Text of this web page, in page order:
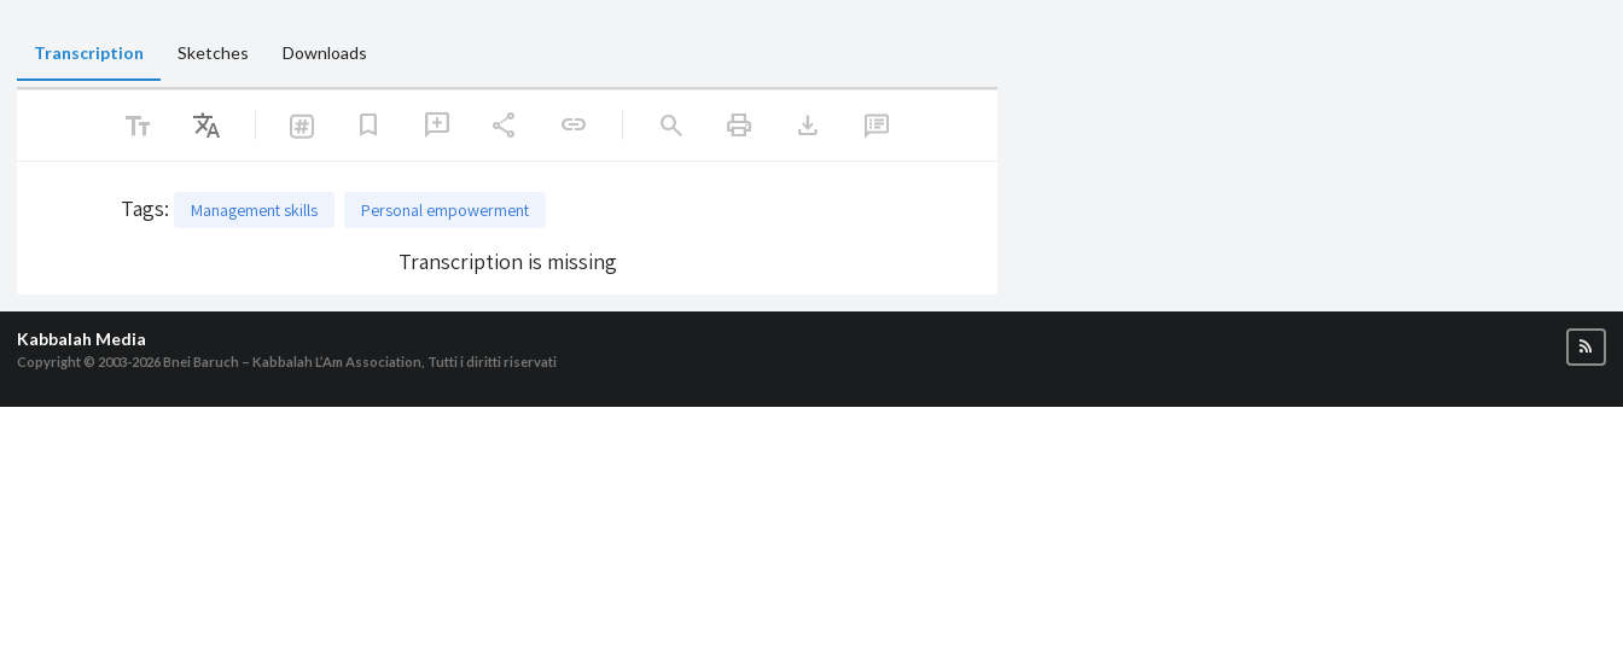
Transcription Sketches Downloads
text_fields Translate bookmark add_comment share link search print download
Tags: Management skills Personal empowerment
Transcription is missing
Kabbalah Media
Copyright © 2003-2026Bnei Baruch – Kabbalah L’Am Association, Tutti i diritti riservati